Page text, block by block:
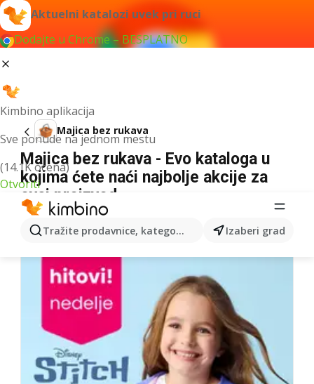
Aktuelni katalozi uvek pri ruci
Dodajte u Chrome – BESPLATNO
Kimbino aplikacija
Sve ponude na jednom mestu
(14.1K ocena)
Otvoriti
Tražite prodavnice, kategorije, proizvode...Izaberi grad
Majica bez rukava
Majica bez rukava - Evo kataloga u
kojima ćete naći najbolje akcije za
ovaj proizvod
Za navedeni izraz nismo našli nikakav rezultat.
Sledeći katalozi